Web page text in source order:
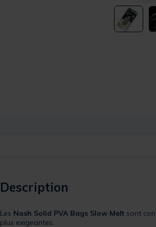
Description
Les Nash Solid PVA Bags Slow Melt sont
plus exigeantes.